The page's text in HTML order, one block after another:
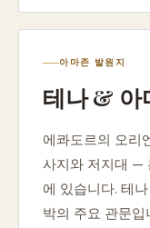
아마존 발원지
테나 & 아
에콰도르의 오리
사지와 저지대 —
에 있습니다. 테
박의 주요 관문입